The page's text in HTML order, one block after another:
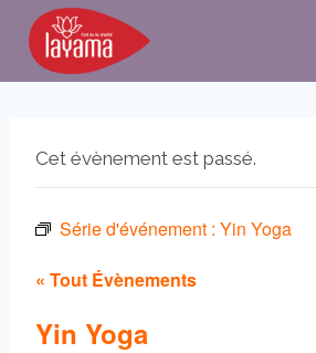
Aller
contenu
Cet évènement est passé.
Série d'événement : Yin Yoga
« Tout Évènements
Yin Yoga